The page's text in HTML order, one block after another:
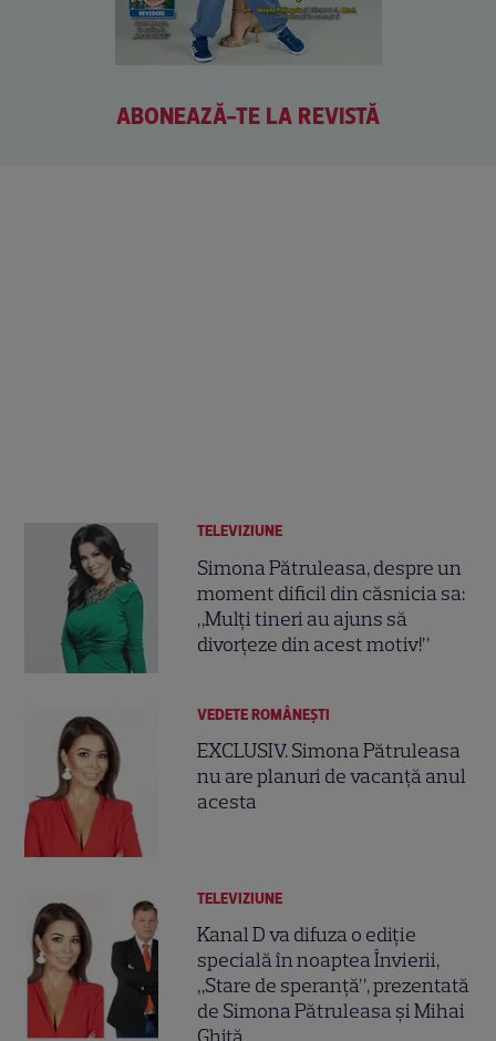
ABONEAZĂ-TE LA REVISTĂ
TELEVIZIUNE
Simona Pătruleasa, despre un
moment dificil din căsnicia sa:
„Mulți tineri au ajuns să
divorțeze din acest motiv!”
VEDETE ROMÂNEŞTI
EXCLUSIV. Simona Pătruleasa
nu are planuri de vacanță anul
acesta
TELEVIZIUNE
Kanal D va difuza o ediție
specială în noaptea Învierii,
„Stare de speranță”, prezentată
de Simona Pătruleasa și Mihai